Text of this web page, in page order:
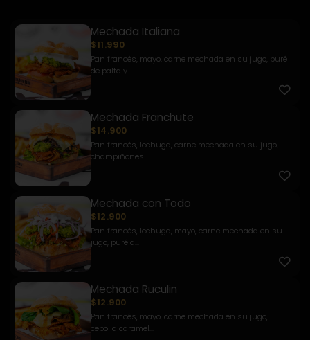
Mechada Italiana
$11.990
Pan francés, mayo, carne mechada en su jugo, puré
de palta y...
Mechada Franchute
$14.900
Pan francés, lechuga, carne mechada en su jugo,
champiñones ...
Mechada con Todo
$12.900
Pan francés, lechuga, mayo, carne mechada en su
jugo, puré d...
Mechada Ruculin
$12.900
Pan francés, mayo, carne mechada en su jugo,
cebolla caramel...